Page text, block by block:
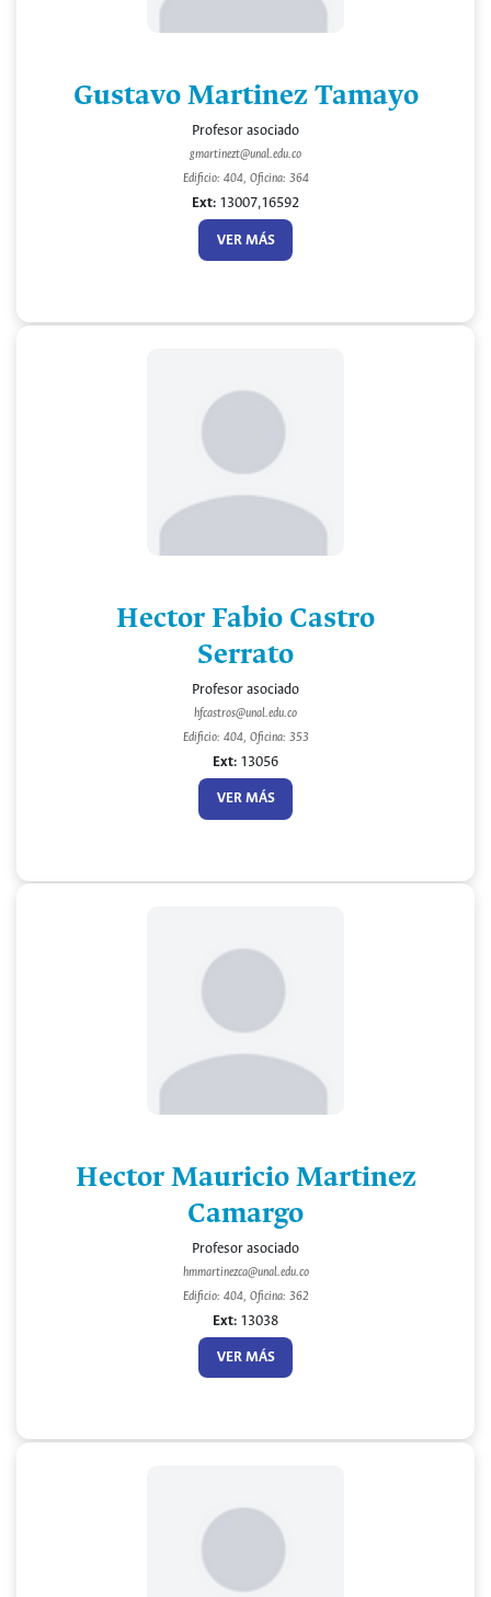
Gustavo Martinez Tamayo
Profesor asociado
gmartinezt@unal.edu.co
Edificio: 404, Oficina: 364
Ext: 13007,16592
VER MÁS
Hector Fabio Castro
Serrato
Profesor asociado
hfcastros@unal.edu.co
Edificio: 404, Oficina: 353
Ext: 13056
VER MÁS
Hector Mauricio Martinez
Camargo
Profesor asociado
hmmartinezca@unal.edu.co
Edificio: 404, Oficina: 362
Ext: 13038
VER MÁS